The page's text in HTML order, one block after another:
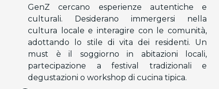
GenZ cercano esperienze autentiche e
culturali. Desiderano immergersi nella
cultura locale e interagire con le comunità,
adottando lo stile di vita dei residenti. Un
must è il soggiorno in abitazioni locali,
partecipazione a festival tradizionali e
degustazioni o workshop di cucina tipica.